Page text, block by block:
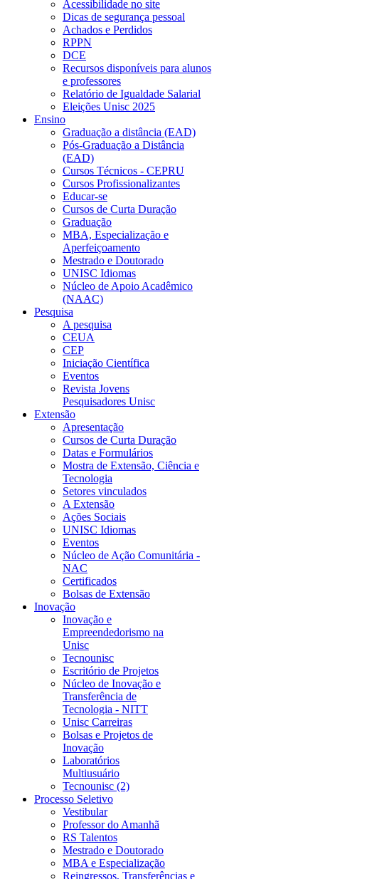
Acessibilidade no site
Dicas de segurança pessoal
Achados e Perdidos
RPPN
DCE
Recursos disponíveis para alunos
e professores
Relatório de Igualdade Salarial
Eleições Unisc 2025
Ensino
Graduação a distância (EAD)
Pós-Graduação a Distância
(EAD)
Cursos Técnicos - CEPRU
Cursos Profissionalizantes
Educar-se
Cursos de Curta Duração
Graduação
MBA, Especialização e
Aperfeiçoamento
Mestrado e Doutorado
UNISC Idiomas
Núcleo de Apoio Acadêmico
(NAAC)
Pesquisa
A pesquisa
CEUA
CEP
Iniciação Científica
Eventos
Revista Jovens
Pesquisadores Unisc
Extensão
Apresentação
Cursos de Curta Duração
Datas e Formulários
Mostra de Extensão, Ciência e
Tecnologia
Setores vinculados
A Extensão
Ações Sociais
UNISC Idiomas
Eventos
Núcleo de Ação Comunitária -
NAC
Certificados
Bolsas de Extensão
Inovação
Inovação e
Empreendedorismo na
Unisc
Tecnounisc
Escritório de Projetos
Núcleo de Inovação e
Transferência de
Tecnologia - NITT
Unisc Carreiras
Bolsas e Projetos de
Inovação
Laboratórios
Multiusuário
Tecnounisc (2)
Processo Seletivo
Vestibular
Professor do Amanhã
RS Talentos
Mestrado e Doutorado
MBA e Especialização
Reingressos, Transferências e